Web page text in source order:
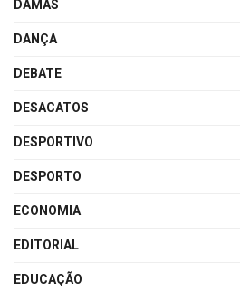
DAMAS
DANÇA
DEBATE
DESACATOS
DESPORTIVO
DESPORTO
ECONOMIA
EDITORIAL
EDUCAÇÃO